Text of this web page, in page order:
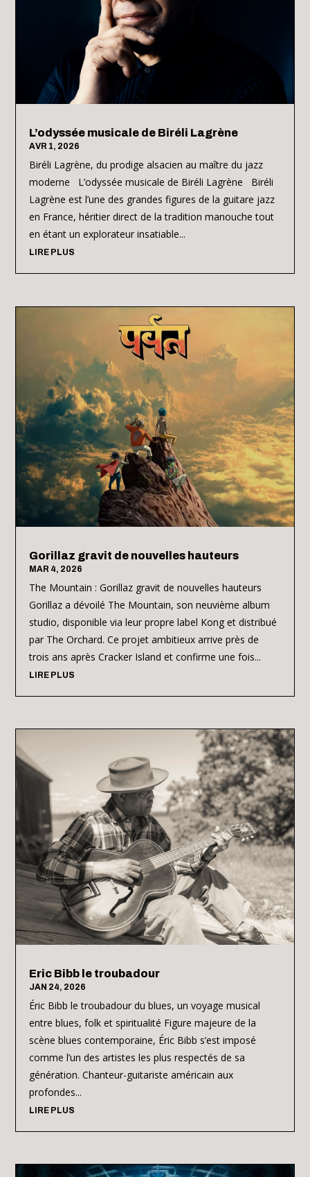
L’odyssée musicale de Biréli Lagrène
AVR 1, 2026
Biréli Lagrène, du prodige alsacien au maître du jazz
moderne L’odyssée musicale de Biréli Lagrène Biréli
Lagrène est l’une des grandes figures de la guitare jazz
en France, héritier direct de la tradition manouche tout
en étant un explorateur insatiable...
LIRE PLUS
Gorillaz gravit de nouvelles hauteurs
MAR 4, 2026
The Mountain : Gorillaz gravit de nouvelles hauteurs
Gorillaz a dévoilé The Mountain, son neuvième album
studio, disponible via leur propre label Kong et distribué
par The Orchard. Ce projet ambitieux arrive près de
trois ans après Cracker Island et confirme une fois...
LIRE PLUS
Eric Bibb le troubadour
JAN 24, 2026
Éric Bibb le troubadour du blues, un voyage musical
entre blues, folk et spiritualité Figure majeure de la
scène blues contemporaine, Éric Bibb s’est imposé
comme l’un des artistes les plus respectés de sa
génération. Chanteur-guitariste américain aux
profondes...
LIRE PLUS